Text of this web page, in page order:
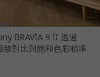
BRAVIA 9 II 透過
對比與飽和色彩精準